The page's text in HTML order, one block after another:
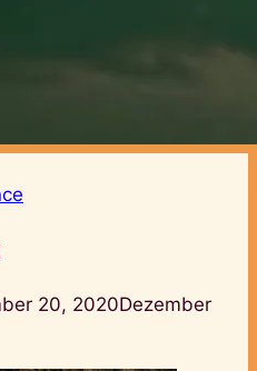
20, 2020Dezember